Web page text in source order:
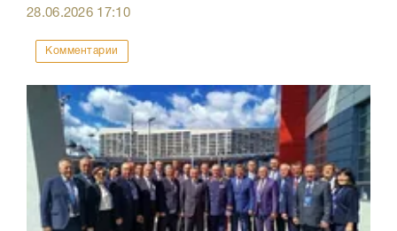
28.06.2026 17:10
Комментарии